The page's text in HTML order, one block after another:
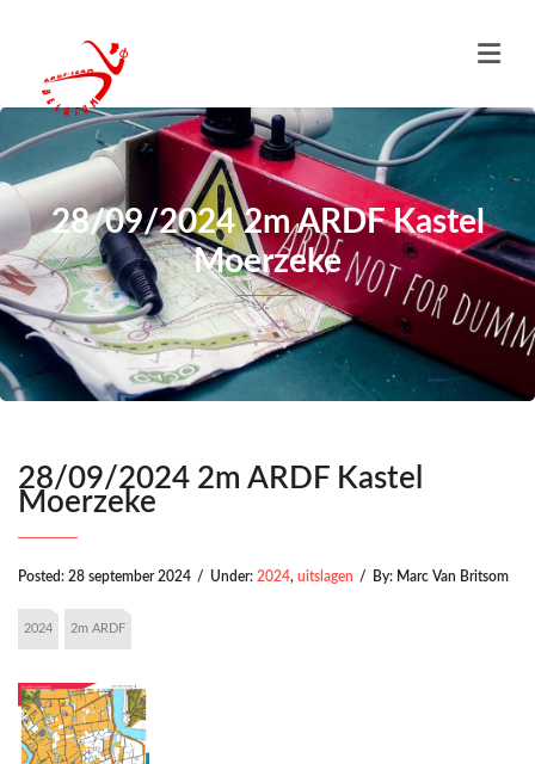
28/09/2024 2m ARDF Kastel
Moerzeke
28/09/2024 2m ARDF Kastel
Moerzeke
Posted: 28 september 2024 / Under: 2024, uitslagen / By: Marc Van Britsom
2024 2m ARDF